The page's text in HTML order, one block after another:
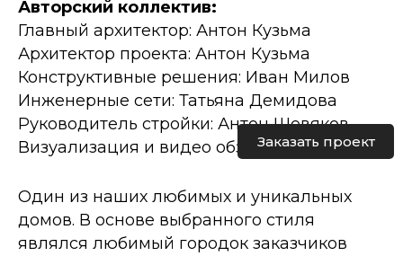
Заказать проект
Авторский коллектив:
Главный архитектор: Антон Кузьма
Архитектор проекта: Антон Кузьма
Конструктивные решения: Иван Милов
Инженерные сети: Татьяна Демидова
Руководитель стройки: Антон Шевяков
Визуализация и видео обзор: Эмин Кюлян
Один из наших любимых и уникальных
домов. В основе выбранного стиля
являлся любимый городок заказчиков